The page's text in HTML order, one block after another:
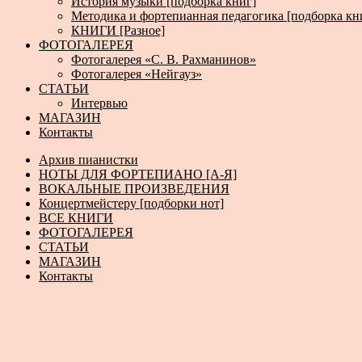
Методика и фортепианная педагогика [подборка
КНИГИ [Разное]
ФОТОГАЛЕРЕЯ
Фотогалерея «С. В. Рахманинов»
Фотогалерея «Нейгауз»
СТАТЬИ
Интервью
МАГАЗИН
Контакты
Архив пианистки
НОТЫ ДЛЯ ФОРТЕПИАНО [А-Я]
ВОКАЛЬНЫЕ ПРОИЗВЕДЕНИЯ
Концертмейстеру [подборки нот]
ВСЕ КНИГИ
ФОТОГАЛЕРЕЯ
СТАТЬИ
МАГАЗИН
Контакты